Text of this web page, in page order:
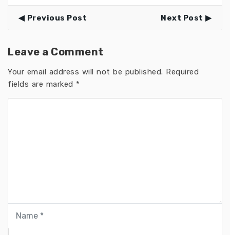
Previous Post Next Post
Leave a Comment
Your email address will not be published. Required
fields are marked *